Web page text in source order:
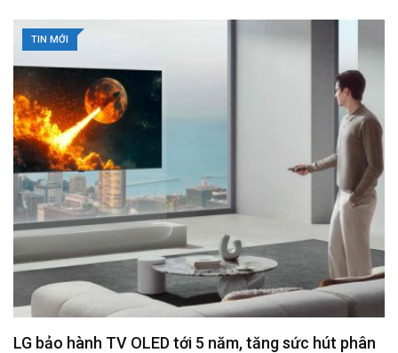
TIN MỚI
LG bảo hành TV OLED tới 5 năm, tăng sức hút phân